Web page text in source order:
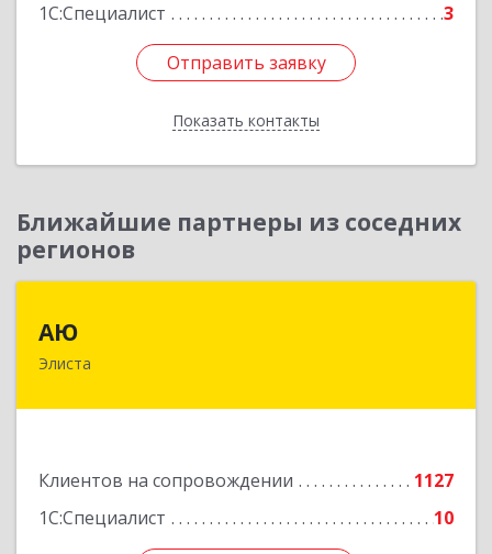
1С:Специалист
3
Отправить заявку
Показать контакты
Отправить заявку
Назад
Ближайшие партнеры из соседних
регионов
АЮ
Элиста
Клиентов на сопровождении
1127
1С:Специалист
10
358009, Калмыкия Респ, Элиста г, А.С.Пушкина